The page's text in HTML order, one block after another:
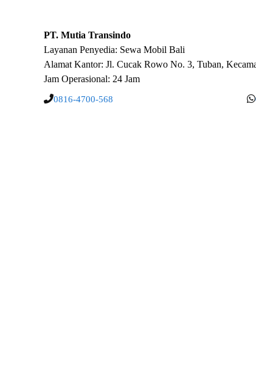
PT. Mutia Transindo
Layanan Penyedia: Sewa Mobil Bali
Alamat Kantor: Jl. Cucak Rowo No. 3, Tuban,
Jam Operasional: 24 Jam
0816-4700-568